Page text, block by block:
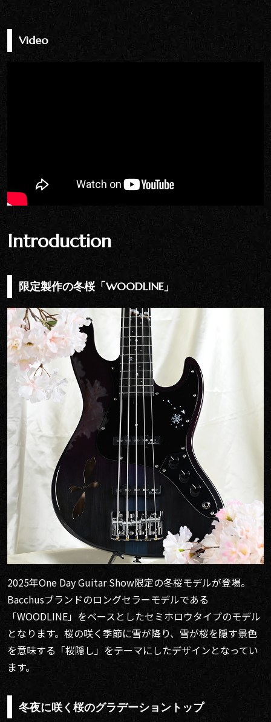
Video
Introduction
限定製作の冬桜「WOODLINE」
2025年One Day Guitar Show限定の冬桜モデルが登場。
Bacchusブランドのロングセラーモデルである
「WOODLINE」をベースとしたセミホロウタイプのモデル
となります。桜の咲く季節に雪が降り、雪が桜を隠す景色
を意味する「桜隠し」をテーマにしたデザインとなってい
ます。
冬夜に咲く桜のグラデーショントップ